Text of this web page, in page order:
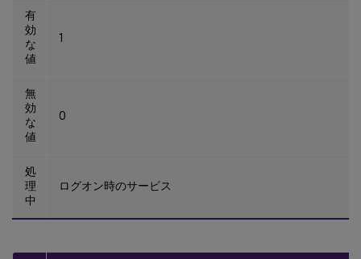
有
効
な
値
1
無
効
な
値
0
処
理
中
ログオン時のサービス